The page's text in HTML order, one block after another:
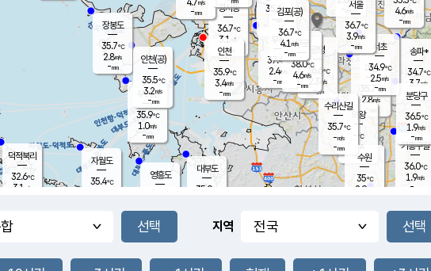
풍도
0.8m/s
무의도
35.9℃
1.0m/s
-mm
영흥도
자월도
35.4℃
과천
35.7℃
2.8m/s
- mm
장봉도
35.7℃
2.8m/s
-mm
-mm
36.0
℃
대부도
35.0
경서동
36.7℃
3.1 m/s
-mm
m/s
-mm
의왕
- ℃
m/s
mm
35.6℃
-m/s
mm
광명
36.6 ℃
2.3 m/s
-mm
부천
37.4℃
2.4m/s
-mm
-mm
구로
38.0℃
4.6m/s
-mm
- mm 4.6m/s
-mm
송파*
34.7℃
3.7m/s
-mm
서초
34.9℃
2.5m/s
-mm
기흥구갈
36.0℃
1.9m/s
-
수리산길
35.7℃
-m/s
-mm
분당구
36.5℃
1.9m/s
-mm
덕적북리
32.6℃
3.1 m/s
인천(공)
35.5℃
3.2m/s
-mm
김포(공)
36.7℃
4.1 m/s
-mm
수원
35℃
2.9m/s
인천
35.9℃
3.4m/s
-mm
서울
36.7℃
3.9m/s
-mm
지역